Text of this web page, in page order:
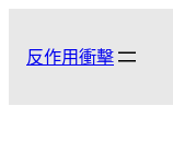
反作用衝擊